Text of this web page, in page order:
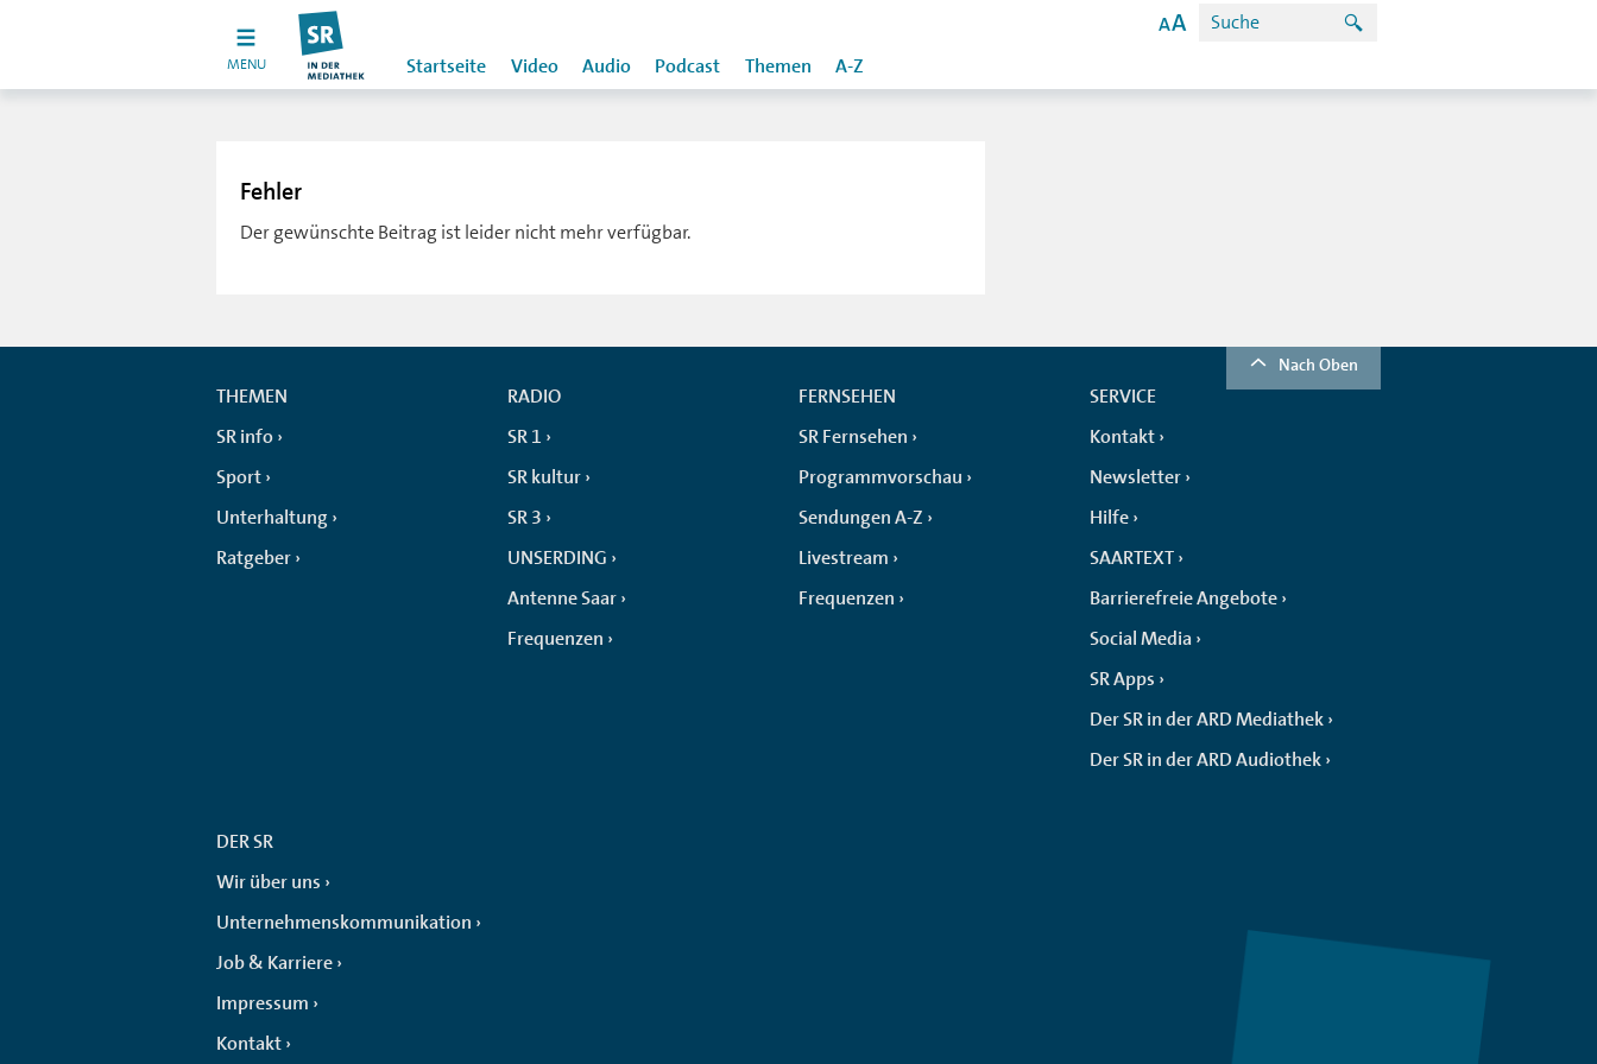
MENU Startseite Video Audio Podcast Themen A-Z
Fehler
Der gewünschte Beitrag ist leider nicht mehr verfügbar.
Nach Oben
THEMEN
SR info
Sport
Unterhaltung
Ratgeber
RADIO
SR 1
SR kultur
SR 3
UNSERDING
Antenne Saar
Frequenzen
FERNSEHEN
SR Fernsehen
Programmvorschau
Sendungen A-Z
Livestream
Frequenzen
SERVICE
Kontakt
Newsletter
Hilfe
SAARTEXT
Barrierefreie Angebote
Social Media
SR Apps
Der SR in der ARD Mediathek
Der SR in der ARD Audiothek
DER SR
Wir über uns
Unternehmenskommunikation
Job & Karriere
Impressum
Kontakt